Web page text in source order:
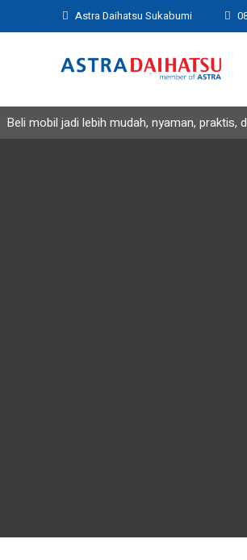
Astra Daihatsu Sukabumi
mobil jadi lebih mudah, nyaman, praktis, dan